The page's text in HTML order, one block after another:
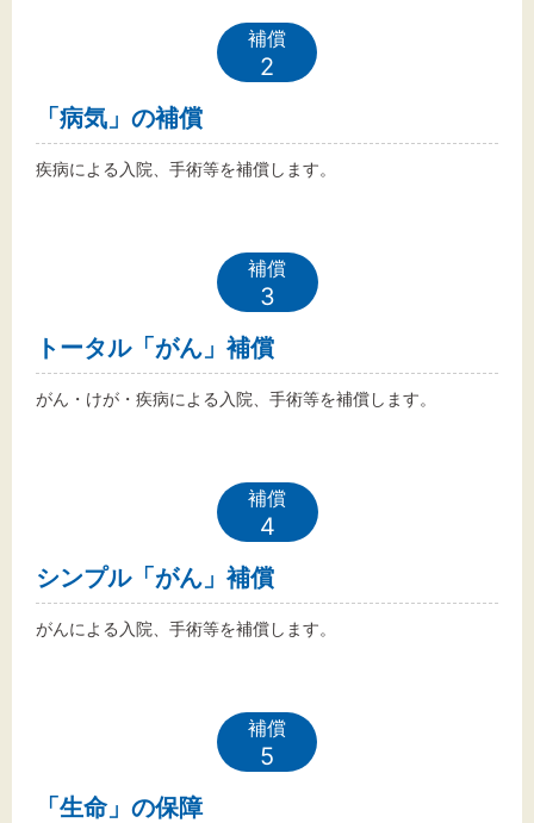
補償
2
「病気」の補償
疾病による入院、手術等を補償します。
補償
3
トータル「がん」補償
がん・けが・疾病による入院、手術等を補償します。
補償
4
シンプル「がん」補償
がんによる入院、手術等を補償します。
補償
5
「生命」の保障